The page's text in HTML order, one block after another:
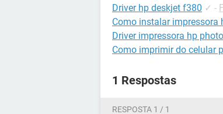
Driver hp deskjet f380 ✓ -
Como instalar impressora
Driver impressora hp
Como imprimir do celular
1 Respostas
RESPOSTA 1 / 1